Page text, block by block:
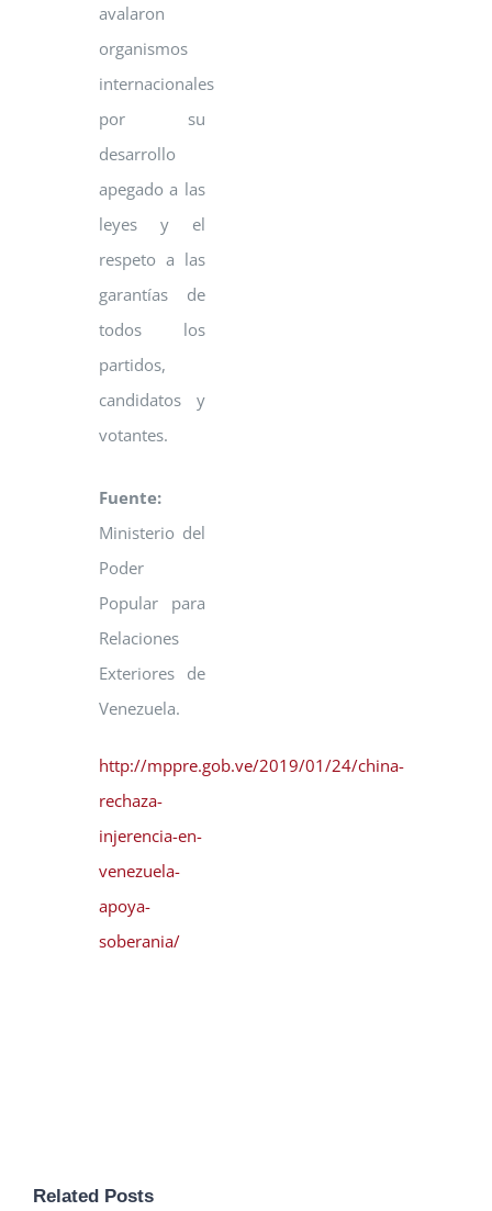
avalaron
organismos
internacionales
por su
desarrollo
apegado a las
leyes y el
respeto a las
garantías de
todos los
partidos,
candidatos y
votantes.
Fuente:
Ministerio del
Poder
Popular para
Relaciones
Exteriores de
Venezuela.
http://mppre.gob.ve/2019/01/24/china-
rechaza-
injerencia-en-
venezuela-
apoya-
soberania/
Related Posts